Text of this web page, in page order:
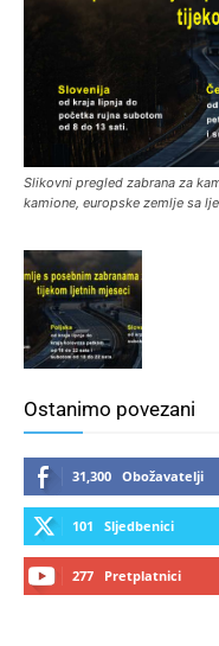
Slikovni pregled zabrana za
kamione, europske zemlje sa
Ostanimo povezani
31,300 Obožavatelji
101 Sljedbenici
277 Pretplatnici